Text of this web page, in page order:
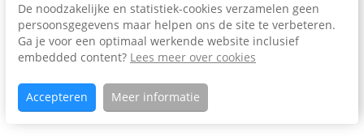
De noodzakelijke en statistiek-cookies verzamelen geen
persoonsgegevens maar helpen ons de site te verbeteren.
Ga je voor een optimaal werkende website inclusief
embedded content? Lees meer over cookies
Accepteren Meer informatie